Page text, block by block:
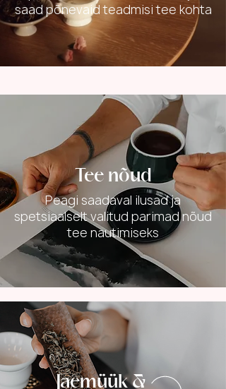
saad põnevaid teadmisi tee kohta
Tee nõud
Peagi saadaval ilusad ja
spetsiaalselt valitud parimad nõud
tee nautimiseks
Jaemüük &